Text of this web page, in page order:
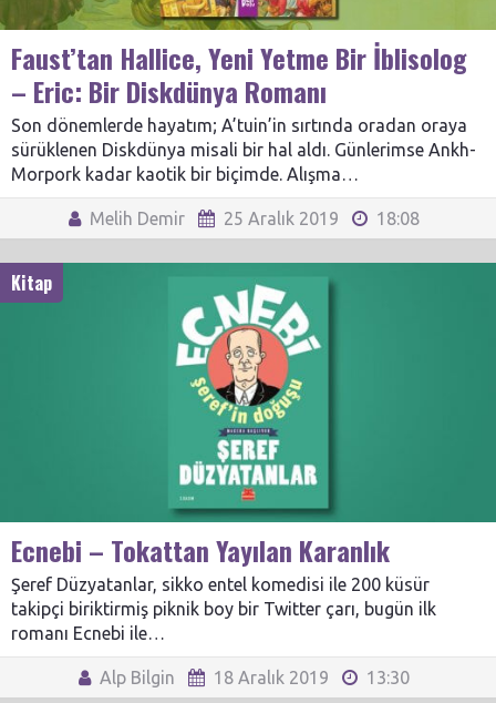
Faust’tan Hallice, Yeni Yetme Bir İblisolog
– Eric: Bir Diskdünya Romanı
Son dönemlerde hayatım; A’tuin’in sırtında oradan oraya
sürüklenen Diskdünya misali bir hal aldı. Günlerimse Ankh-
Morpork kadar kaotik bir biçimde. Alışma…
Melih Demir 25 Aralık 2019 18:08
Kitap
Ecnebi – Tokattan Yayılan Karanlık
Şeref Düzyatanlar, sikko entel komedisi ile 200 küsür
takipçi biriktirmiş piknik boy bir Twitter çarı, bugün ilk
romanı Ecnebi ile…
Alp Bilgin 18 Aralık 2019 13:30